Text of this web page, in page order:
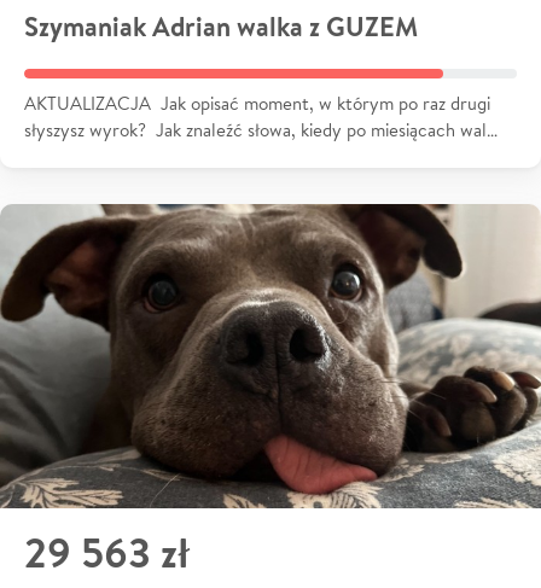
Szymaniak Adrian walka z GUZEM
AKTUALIZACJA Jak opisać moment, w którym po raz drugi
słyszysz wyrok? Jak znaleźć słowa, kiedy po miesiącach wal…
29 563 zł